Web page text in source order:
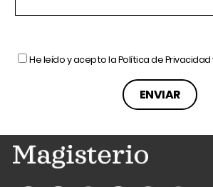
He leído y acepto laPolítica de Privacidad